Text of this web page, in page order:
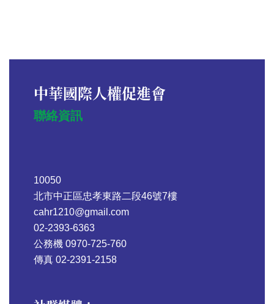
中華國際人權促進會
聯絡資訊
10050
北市中正區忠孝東路二段46號7樓
cahr1210@gmail.com
02-2393-6363
公務機 0970-725-760
傳真 02-2391-2158